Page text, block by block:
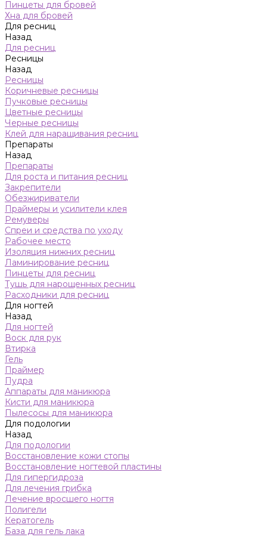
Пинцеты для бровей
Хна для бровей
Для ресниц
Назад
Для ресниц
Ресницы
Назад
Ресницы
Коричневые ресницы
Пучковые ресницы
Цветные ресницы
Черные ресницы
Клей для наращивания ресниц
Препараты
Назад
Препараты
Для роста и питания ресниц
Закрепители
Обезжириватели
Праймеры и усилители клея
Ремуверы
Спреи и средства по уходу
Рабочее место
Изоляция нижних ресниц
Ламинирование ресниц
Пинцеты для ресниц
Тушь для нарощенных ресниц
Расходники для ресниц
Для ногтей
Назад
Для ногтей
Воск для рук
Втирка
Гель
Праймер
Пудра
Аппараты для маникюра
Кисти для маникюра
Пылесосы для маникюра
Для подологии
Назад
Для подологии
Восстановление кожи стопы
Восстановление ногтевой пластины
Для гипергидроза
Для лечения грибка
Лечение вросшего ногтя
Полигели
Кератогель
База для гель лака